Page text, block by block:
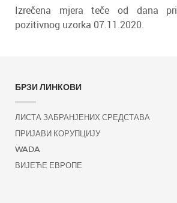
Izrečena mjera teče od dana
pozitivnog uzorka 07.11.2020.
БРЗИ ЛИНКОВИ
ЛИСТА ЗАБРАНЈЕНИХ СРЕДСТАВА
ПРИЈАВИ КОРУПЦИЈУ
WADA
ВИЈЕЋЕ ЕВРОПЕ